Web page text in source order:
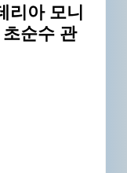
리아 모니
순수 관